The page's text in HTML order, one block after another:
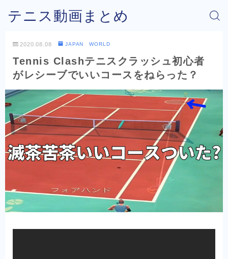
テニス動画まとめ
2020.08.08 JAPAN WORLD
Tennis Clashテニスクラッシュ初心者
がレシーブでいいコースをねらった？